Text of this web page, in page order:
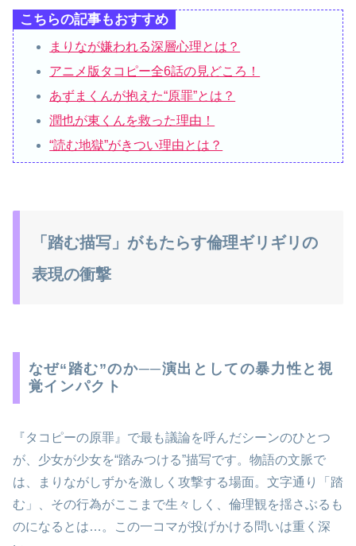
こちらの記事もおすすめ
まりなが嫌われる深層心理とは？
アニメ版タコピー全6話の見どころ！
あずまくんが抱えた“原罪”とは？
潤也が東くんを救った理由！
“読む地獄”がきつい理由とは？
「踏む描写」がもたらす倫理ギリギリの
表現の衝撃
なぜ“踏む”のか──演出としての暴力性と視
覚インパクト
『タコピーの原罪』で最も議論を呼んだシーンのひとつ
が、少女が少女を“踏みつける”描写です。物語の文脈で
は、まりながしずかを激しく攻撃する場面。文字通り「踏
む」、その行為がここまで生々しく、倫理観を揺さぶるも
のになるとは…。この一コマが投げかける問いは重く深